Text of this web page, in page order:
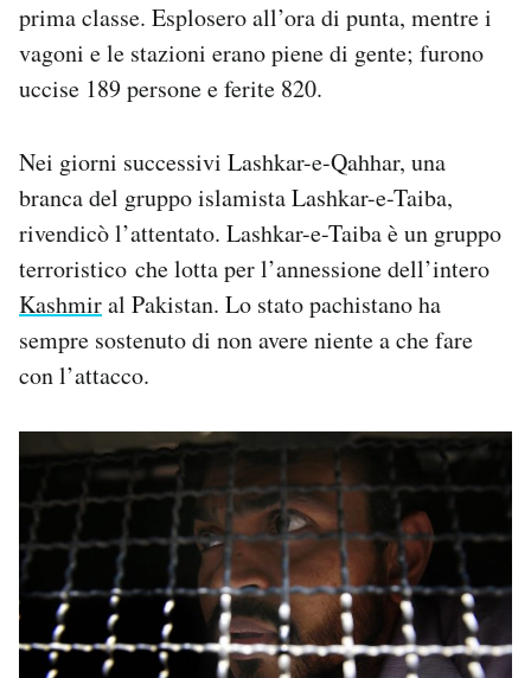
prima classe. Esplosero all’ora di punta, mentre i
vagoni e le stazioni erano piene di gente; furono
uccise 189 persone e ferite 820.
Nei giorni successivi Lashkar-e-Qahhar, una
branca del gruppo islamista Lashkar-e-Taiba,
rivendicò l’attentato. Lashkar-e-Taiba è un gruppo
terroristico che lotta per l’annessione dell’intero
Kashmiral Pakistan. Lo stato pachistano ha
sempre sostenuto di non avere niente a che fare
con l’attacco.